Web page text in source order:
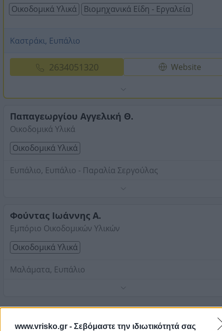
www.vrisko.gr - Σεβόμαστε την ιδιωτικότητά σας
Οικοδομικά Υλικά
Βιομηχανικά Είδη - Εργαλεία
Καστράκι, Ευπάλιο
2634051320 Website
Παπαγεωργίου Αγγελική Θ.
Οικοδομικά Υλικά
Οικοδομικά Υλικά
Ευπάλιο, Ευπάλιο - Παραλία Σεργούλας
Φούντας Ιωάννης Α.
Εμπόριο Οικοδομικών Υλικών
Οικοδομικά Υλικά
Μαλάματα, Ευπάλιο
Υλικάθα βρεις όλους τους προμηθευτές χονδρικής και λιανικής,